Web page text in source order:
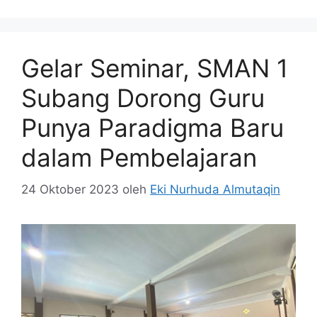
Gelar Seminar, SMAN 1
Subang Dorong Guru
Punya Paradigma Baru
dalam Pembelajaran
24 Oktober 2023 oleh Eki Nurhuda Almutaqin